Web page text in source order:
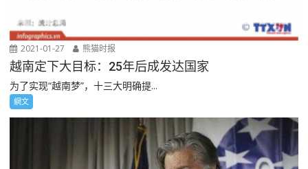
2021-01-27 熊猫时报
越南定下大目标：25年后成发达国家
为了实现“越南梦”，十三大明确提...
網文